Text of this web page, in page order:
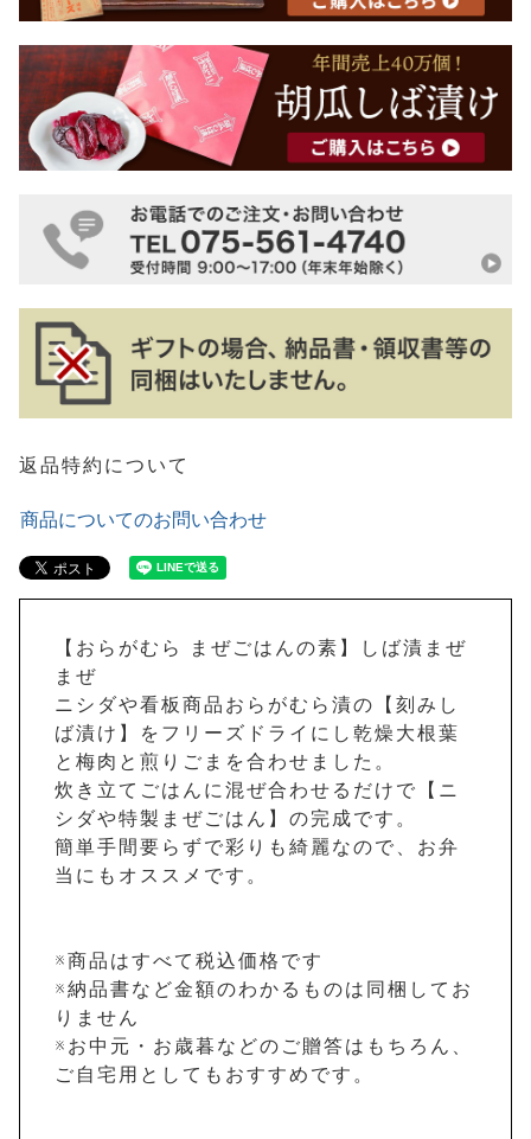
返品特約について
商品についてのお問い合わせ
【おらがむら まぜごはんの素】しば漬まぜ
まぜ
ニシダや看板商品おらがむら漬の【刻みし
ば漬け】をフリーズドライにし乾燥大根葉
と梅肉と煎りごまを合わせました。
炊き立てごはんに混ぜ合わせるだけで【ニ
シダや特製まぜごはん】の完成です。
簡単手間要らずで彩りも綺麗なので、お弁
当にもオススメです。
※商品はすべて税込価格です
※納品書など金額のわかるものは同梱してお
りません
※お中元・お歳暮などのご贈答はもちろん、
ご自宅用としてもおすすめです。